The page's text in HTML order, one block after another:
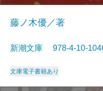
藤ノ木優／著
新潮文庫 978-4-10-
文庫電子書籍あり